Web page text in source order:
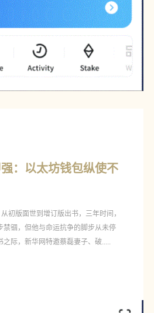
：以太坊钱包纵使不
初版面世到增订版出书，三年时间，
禁锢，但他与命运抗争的脚步从未停
际，新华网特邀蔡磊妻子、破.....